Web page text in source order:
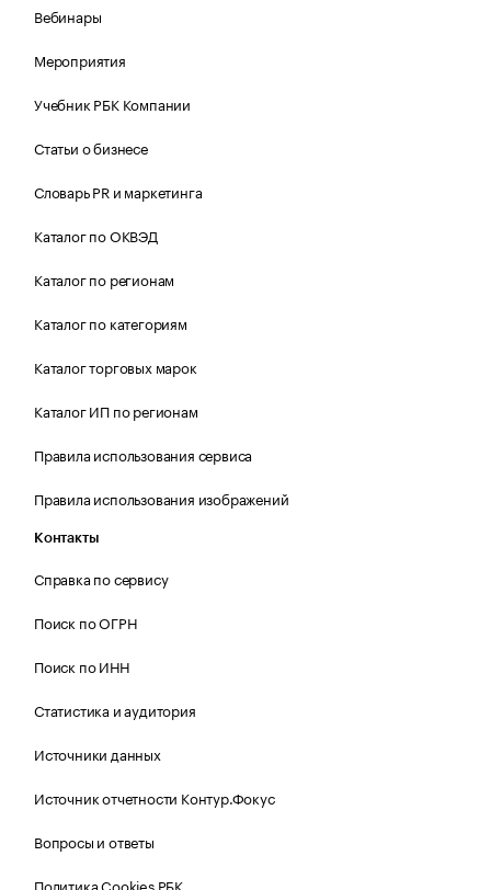
Вебинары
Мероприятия
Учебник РБК Компании
Статьи о бизнесе
Словарь PR и маркетинга
Каталог по ОКВЭД
Каталог по регионам
Каталог по категориям
Каталог торговых марок
Каталог ИП по регионам
Правила использования сервиса
Правила использования изображений
Контакты
Справка по сервису
Поиск по ОГРН
Поиск по ИНН
Статистика и аудитория
Источники данных
Источник отчетности Контур.Фокус
Вопросы и ответы
Политика Cookies РБК